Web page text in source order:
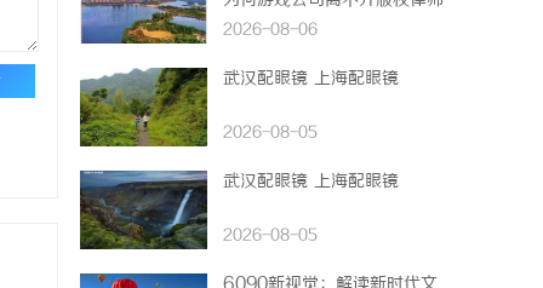
2026-08-06
武汉配眼镜 上海配眼镜
2026-08-05
武汉配眼镜 上海配眼镜
2026-08-05